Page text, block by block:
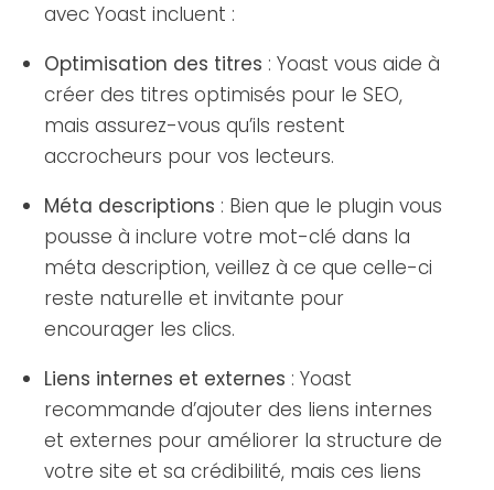
avec Yoast incluent :
Optimisation des titres : Yoast vous aide à
créer des titres optimisés pour le SEO,
mais assurez-vous qu’ils restent
accrocheurs pour vos lecteurs.
Méta descriptions : Bien que le plugin vous
pousse à inclure votre mot-clé dans la
méta description, veillez à ce que celle-ci
reste naturelle et invitante pour
encourager les clics.
Liens internes et externes : Yoast
recommande d’ajouter des liens internes
et externes pour améliorer la structure de
votre site et sa crédibilité, mais ces liens